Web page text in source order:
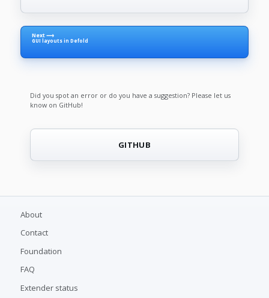
Next ⟶
GUI layouts in Defold
Did you spot an error or do you have a suggestion? Please let us
know on GitHub!
GITHUB
About
Contact
Foundation
FAQ
Extender status